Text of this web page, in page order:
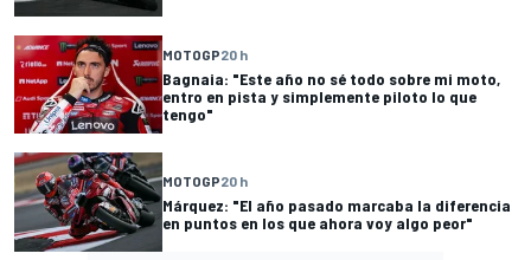
MOTOGP20 h
Bagnaia: "Este año no sé todo sobre mi moto,
entro en pista y simplemente piloto lo que
tengo"
MOTOGP20 h
Márquez: "El año pasado marcaba la diferencia
en puntos en los que ahora voy algo peor"